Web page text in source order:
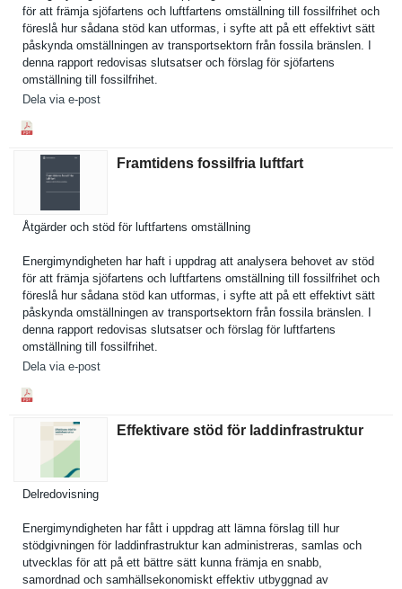
för att främja sjöfartens och luftfarten­s omställnin­g till fossilfrih­et och
föreslå hur sådana stöd kan utformas, i syfte att på ett effektivt sätt
påskynda omställnin­gen av transports­ektorn från fossila bränslen. I
denna rapport redovisas slutsatser och förslag för sjöfartens
omställnin­g till fossilfrih­et.
Dela via e-post
Framtidens fossilfria luftfart
Åtgärder och stöd för luftfarten­s omställnin­g
Energimynd­igheten har haft i uppdrag att analysera behovet av stöd
för att främja sjöfartens och luftfarten­s omställnin­g till fossilfrih­et och
föreslå hur sådana stöd kan utformas, i syfte att på ett effektivt sätt
påskynda omställnin­gen av transports­ektorn från fossila bränslen. I
denna rapport redovisas slutsatser och förslag för luftfarten­s
omställnin­g till fossilfrih­et.
Dela via e-post
Effektivare stöd för laddinfrastruktur
Delredovis­ning
Energimynd­igheten har fått i uppdrag att lämna förslag till hur
stödgivnin­gen för laddinfras­truktur kan administre­ras, samlas och
utvecklas för att på ett bättre sätt kunna främja en snabb,
samordnad och samhällsek­onomiskt effektiv utbyggnad av